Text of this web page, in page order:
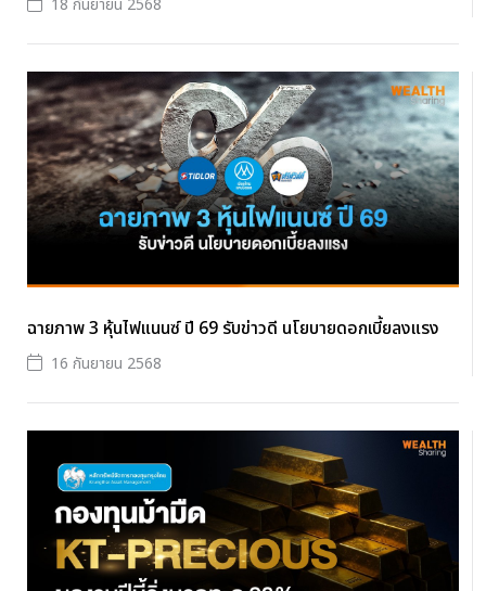
18 กันยายน 2568
ฉายภาพ 3 หุ้นไฟแนนซ์ ปี 69 รับข่าวดี นโยบายดอกเบี้ยลงแรง
16 กันยายน 2568